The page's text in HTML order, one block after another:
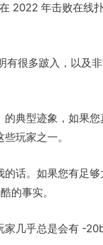
2022 年击败在线
有很多跛入，以及
典型迹象，如果
玩家之一。
话。如果您有足
的事实。
几乎总是会有 -